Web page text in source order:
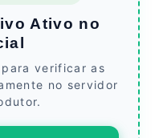
Ativo no
verificar as
no servidor